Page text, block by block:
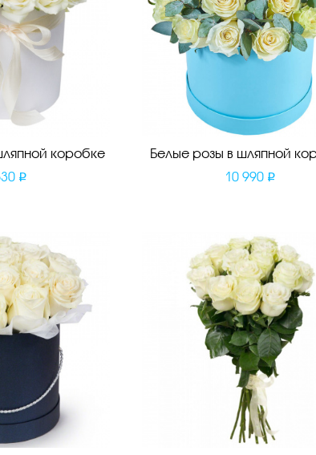
коробке
Белые розы в шляпной
10 990